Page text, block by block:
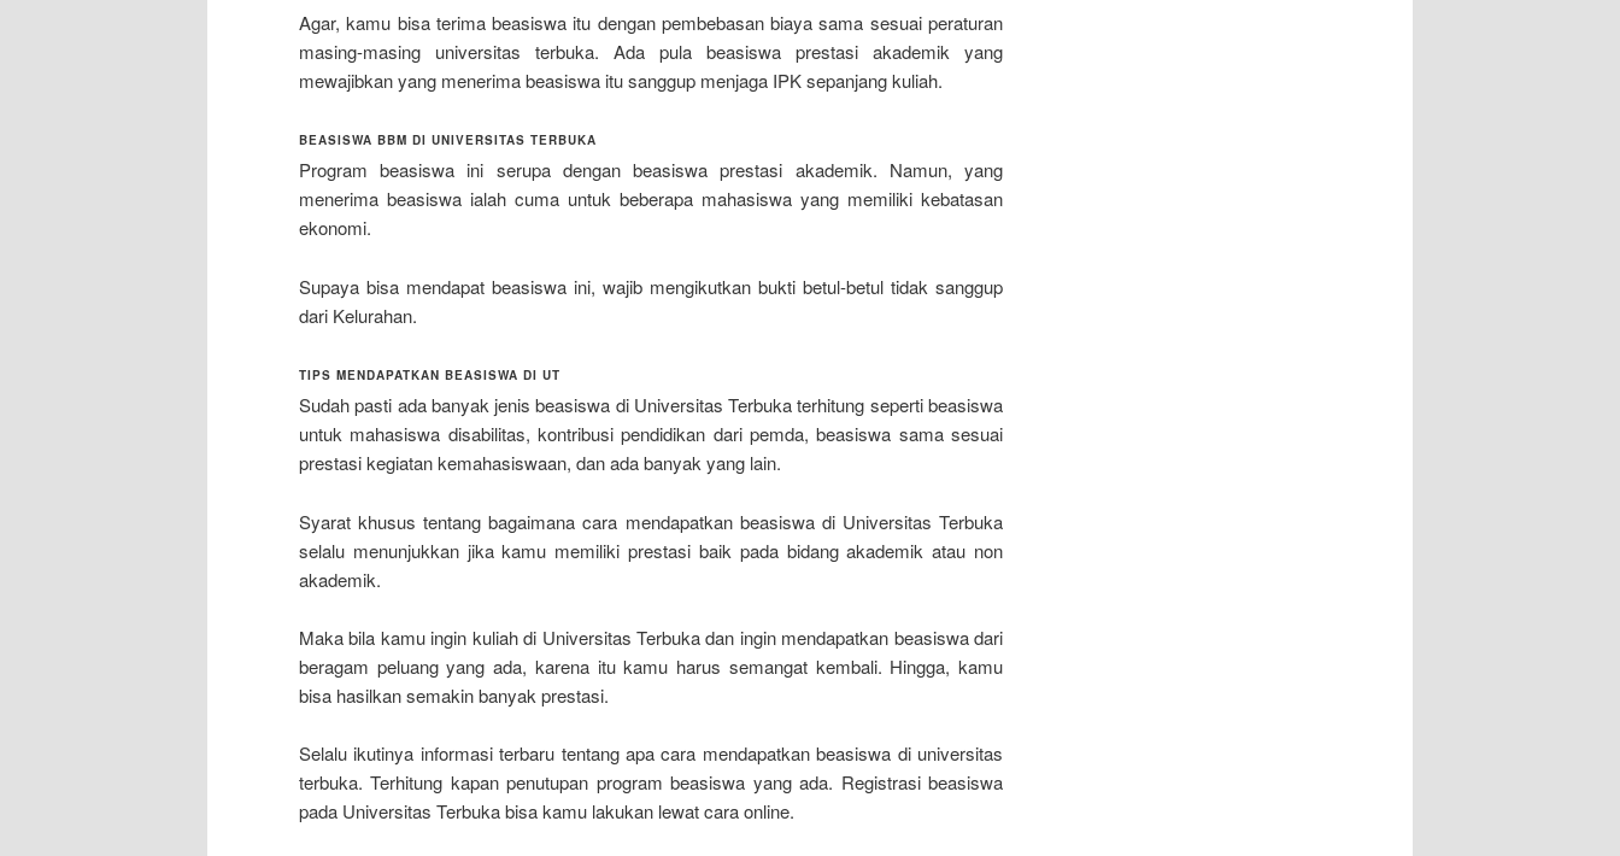
Agar, kamu bisa terima beasiswa itu dengan pembebasan biaya sama sesuai peraturan
masing-masing universitas terbuka. Ada pula beasiswa prestasi akademik yang
mewajibkan yang menerima beasiswa itu sanggup menjaga IPK sepanjang kuliah.
BEASISWA BBM DI UNIVERSITAS TERBUKA
Program beasiswa ini serupa dengan beasiswa prestasi akademik. Namun, yang
menerima beasiswa ialah cuma untuk beberapa mahasiswa yang memiliki kebatasan
ekonomi.
Supaya bisa mendapat beasiswa ini, wajib mengikutkan bukti betul-betul tidak sanggup
dari Kelurahan.
TIPS MENDAPATKAN BEASISWA DI UT
Sudah pasti ada banyak jenis beasiswa di Universitas Terbuka terhitung seperti beasiswa
untuk mahasiswa disabilitas, kontribusi pendidikan dari pemda, beasiswa sama sesuai
prestasi kegiatan kemahasiswaan, dan ada banyak yang lain.
Syarat khusus tentang bagaimana cara mendapatkan beasiswa di Universitas Terbuka
selalu menunjukkan jika kamu memiliki prestasi baik pada bidang akademik atau non
akademik.
Maka bila kamu ingin kuliah di Universitas Terbuka dan ingin mendapatkan beasiswa dari
beragam peluang yang ada, karena itu kamu harus semangat kembali. Hingga, kamu
bisa hasilkan semakin banyak prestasi.
Selalu ikutinya informasi terbaru tentang apa cara mendapatkan beasiswa di universitas
terbuka. Terhitung kapan penutupan program beasiswa yang ada. Registrasi beasiswa
pada Universitas Terbuka bisa kamu lakukan lewat cara online.